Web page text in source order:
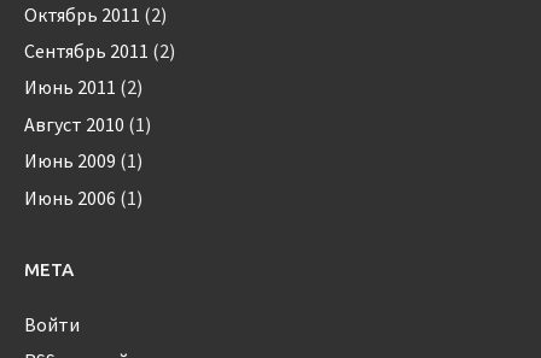
Октябрь 2011 (2)
Сентябрь 2011 (2)
Июнь 2011 (2)
Август 2010 (1)
Июнь 2009 (1)
Июнь 2006 (1)
МЕТА
Войти